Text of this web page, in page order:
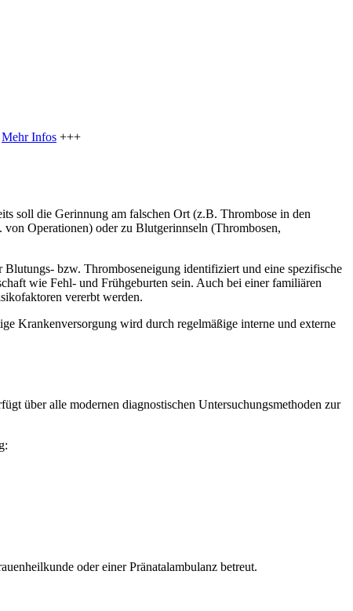
Mehr Infos +++
soll die Gerinnung am falschen Ort (z.B. Thrombose in den
Operationen) oder zu Blutgerinnseln (Thrombosen,
bzw. Thromboseneigung identifiziert und eine spezifische
wie Fehl- und Frühgeburten sein. Auch bei einer familiären
vererbt werden.
Krankenversorgung wird durch regelmäßige interne und externe
über alle modernen diagnostischen Untersuchungsmethoden zur
oder einer Pränatalambulanz betreut.